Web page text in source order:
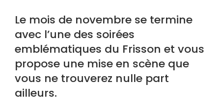
Le mois de novembre se termine
avec l’une des soirées
emblématiques du Frisson et vous
propose une mise en scène que
vous ne trouverez nulle part
ailleurs.